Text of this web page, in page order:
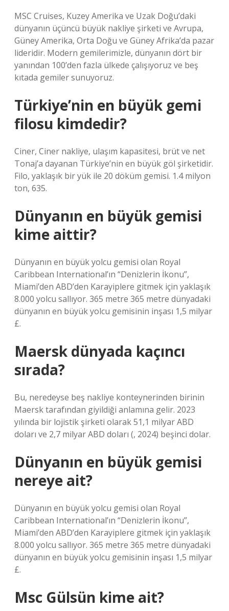
MSC Cruises, Kuzey Amerika ve Uzak Doğu’daki
dünyanın üçüncü büyük nakliye şirketi ve Avrupa,
Güney Amerika, Orta Doğu ve Güney Afrika’da pazar
lideridir. Modern gemilerimizle, dünyanın dört bir
yanından 100’den fazla ülkede çalışıyoruz ve beş
kıtada gemiler sunuyoruz.
Türkiye’nin en büyük gemi
filosu kimdedir?
Ciner, Ciner nakliye, ulaşım kapasitesi, brüt ve net
Tonaj’a dayanan Türkiye’nin en büyük göl şirketidir.
Filo, yaklaşık bir yük ile 20 döküm gemisi. 1.4 milyon
ton, 635.
Dünyanın en büyük gemisi
kime aittir?
Dünyanın en büyük yolcu gemisi olan Royal
Caribbean International’ın “Denizlerin İkonu”,
Miami’den ABD’den Karayiplere gitmek için yaklaşık
8.000 yolcu sallıyor. 365 metre 365 metre dünyadaki
dünyanın en büyük yolcu gemisinin inşası 1,5 milyar
£.
Maersk dünyada kaçıncı
sırada?
Bu, neredeyse beş nakliye konteynerinden birinin
Maersk tarafından giyildiği anlamına gelir. 2023
yılında bir lojistik şirketi olarak 51,1 milyar ABD
doları ve 2,7 milyar ABD doları (, 2024) beşinci dolar.
Dünyanın en büyük gemisi
nereye ait?
Dünyanın en büyük yolcu gemisi olan Royal
Caribbean International’ın “Denizlerin İkonu”,
Miami’den ABD’den Karayiplere gitmek için yaklaşık
8.000 yolcu sallıyor. 365 metre 365 metre dünyadaki
dünyanın en büyük yolcu gemisinin inşası 1,5 milyar
£.
Msc Gülsün kime ait?